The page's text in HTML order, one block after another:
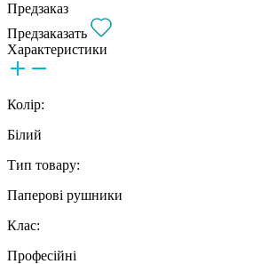
Предзаказ
Предзаказать
Характеристики
Колір:
Білий
Тип товару:
Паперові рушники
Клас:
Професійні